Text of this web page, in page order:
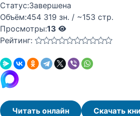
Статус:Завершена
Объём:454 319 зн. / ~153 стр.
Просмотры:13
Рейтинг:
Читать онлайн Скачать